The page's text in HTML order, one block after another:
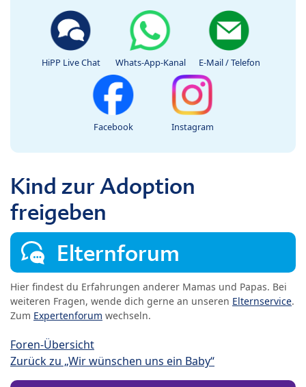
HiPP Live Chat Whats-App-Kanal E-Mail / Telefon
Facebook Instagram
Kind zur Adoption
freigeben
Elternforum
Hier findest du Erfahrungen anderer Mamas und Papas. Bei
weiteren Fragen, wende dich gerne an unseren Elternservice.
Zum Expertenforum wechseln.
Foren-Übersicht
Zurück zu „Wir wünschen uns ein Baby“